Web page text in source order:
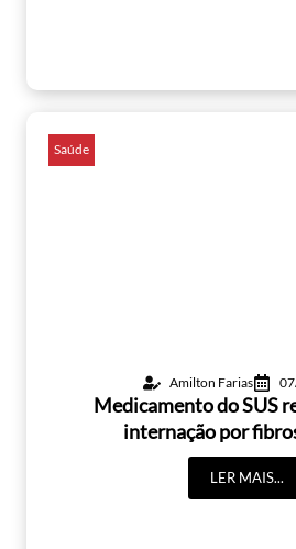
Saúde
Amilton Farias
Medicamento do SUS
internação por
LER MAIS...